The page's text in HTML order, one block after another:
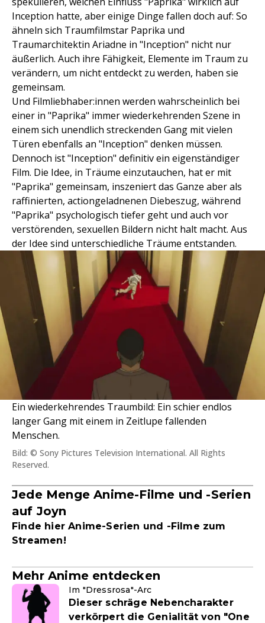
Inception hatte, aber einige Dinge fallen doch auf: So
ähneln sich Traumfilmstar Paprika und
Traumarchitektin Ariadne in "Inception" nicht nur
äußerlich. Auch ihre Fähigkeit, Elemente im Traum zu
verändern, um nicht entdeckt zu werden, haben sie
gemeinsam.
Und Filmliebhaber:innen werden wahrscheinlich bei
einer in "Paprika" immer wiederkehrenden Szene in
einem sich unendlich streckenden Gang mit vielen
Türen ebenfalls an "Inception" denken müssen.
Dennoch ist "Inception" definitiv ein eigenständiger
Film. Die Idee, in Träume einzutauchen, hat er mit
"Paprika" gemeinsam, inszeniert das Ganze aber als
raffinierten, actiongeladnenen Diebeszug, während
"Paprika" psychologisch tiefer geht und auch vor
verstörenden, sexuellen Bildern nicht halt macht. Aus
der Idee sind unterschiedliche Träume entstanden.
Ein wiederkehrendes Traumbild: Ein schier endlos
langer Gang mit einem in Zeitlupe fallenden
Menschen.
Bild: © Sony Pictures Television International. All Rights
Reserved.
Jede Menge Anime-Filme und -Serien
auf Joyn
Finde hier Anime-Serien und -Filme zum
Streamen!
Mehr Anime entdecken
Im "Dressrosa"-Arc
Dieser schräge Nebencharakter
verkörpert die Genialität von "One